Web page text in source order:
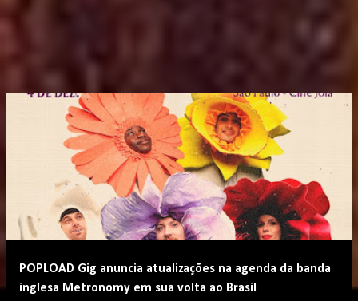
POPLOAD Gig anuncia atualizações na agenda da banda
inglesa Metronomy em sua volta ao Brasil